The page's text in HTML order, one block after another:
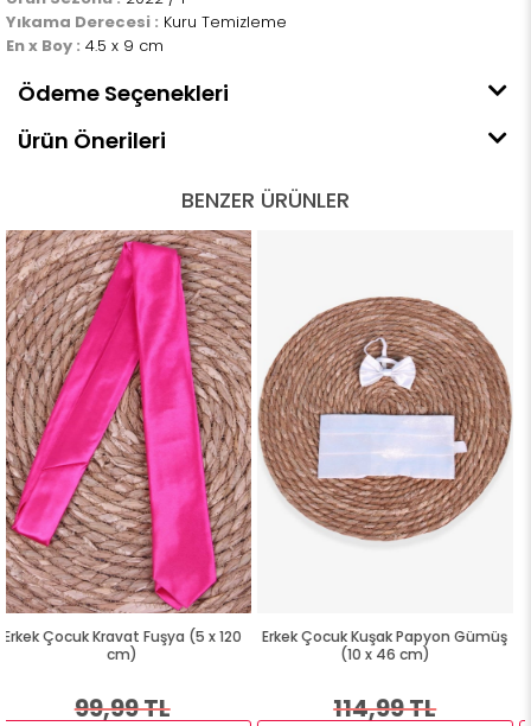
Yıkama Derecesi : Kuru Temizleme
En x Boy : 4.5 x 9 cm
Ödeme Seçenekleri
Ürün Önerileri
BENZER ÜRÜNLER
Erkek Çocuk Kuşak Papyon Gümüş
(10 x 46 cm)
114,99 TL
Erkek Çocuk Papyon Sarı (4.5 x
cm)
89,99 TL